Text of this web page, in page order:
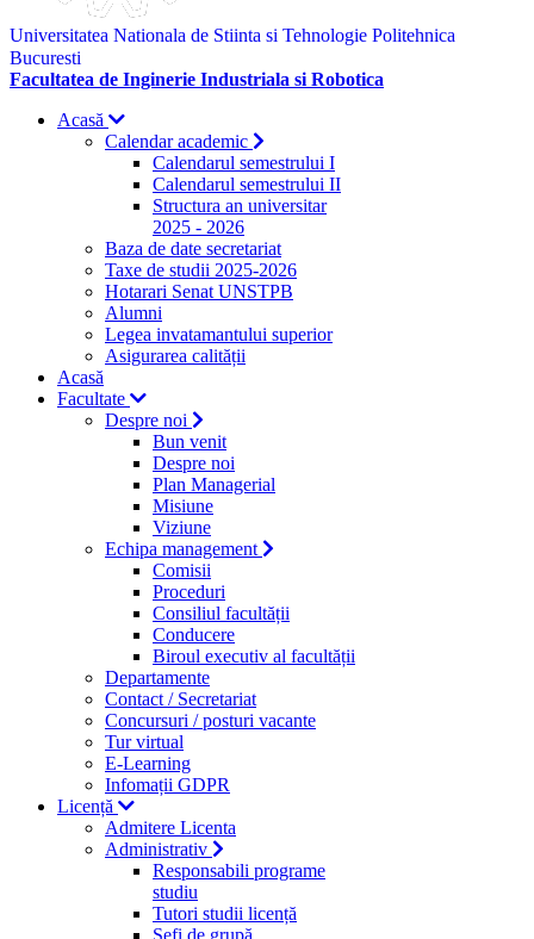
Universitatea Nationala de Stiinta si Tehnologie Politehnica
Bucuresti
Facultatea de Inginerie Industriala si Robotica
Acasă
Calendar academic
Calendarul semestrului I
Calendarul semestrului II
Structura an universitar
2025 - 2026
Baza de date secretariat
Taxe de studii 2025-2026
Hotarari Senat UNSTPB
Alumni
Legea invatamantului superior
Asigurarea calității
Acasă
Facultate
Despre noi
Bun venit
Despre noi
Plan Managerial
Misiune
Viziune
Echipa management
Comisii
Proceduri
Consiliul facultății
Conducere
Biroul executiv al facultății
Departamente
Contact / Secretariat
Concursuri / posturi vacante
Tur virtual
E-Learning
Infomații GDPR
Licență
Admitere Licenta
Administrativ
Responsabili programe
studiu
Tutori studii licență
Şefi de grupă